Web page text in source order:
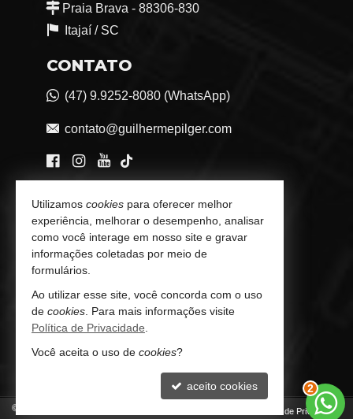
Praia Brava - 88306-830
Itajaí / SC
CONTATO
(47) 9.9252-8080 (WhatsApp)
contato@guilhermepilger.com
VEJA MAIS
Consultoria Imobiliária Personalizada
trabalhe conosco
Indicadores Financeiros
Imóveis Favoritos
© Política de Privacidade
3
Utilizamos cookies para oferecer melhor
experiência, melhorar o desempenho, analisar
como você interage em nosso site e gravar
informações coletadas por meio de
formulários.
Ao utilizar esse site, você concorda com o uso
de cookies . Para mais informações visite
Política de Privacidade
Você aceita o uso de cookies?
aceito cookies